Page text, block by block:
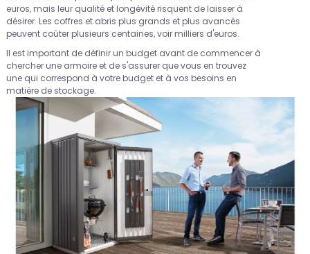
euros, mais leur qualité et longévité risquent de laisser à
désirer. Les coffres et abris plus grands et plus avancés
peuvent coûter plusieurs centaines, voir milliers d'euros.
Il est important de définir un budget avant de commencer à
chercher une armoire et de s'assurer que vous en trouvez
une qui correspond à votre budget et à vos besoins en
matière de stockage.